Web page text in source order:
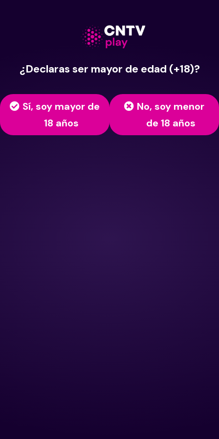
¿Declaras ser mayor de edad (+18)?
Sí, soy mayor de
18 años
No, soy menor
de 18 años